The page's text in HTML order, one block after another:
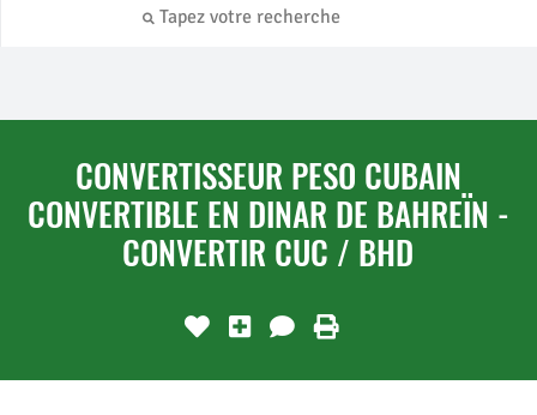
CONVERTISSEUR PESO CUBAIN
CONVERTIBLE EN DINAR DE BAHREÏN -
CONVERTIR CUC / BHD